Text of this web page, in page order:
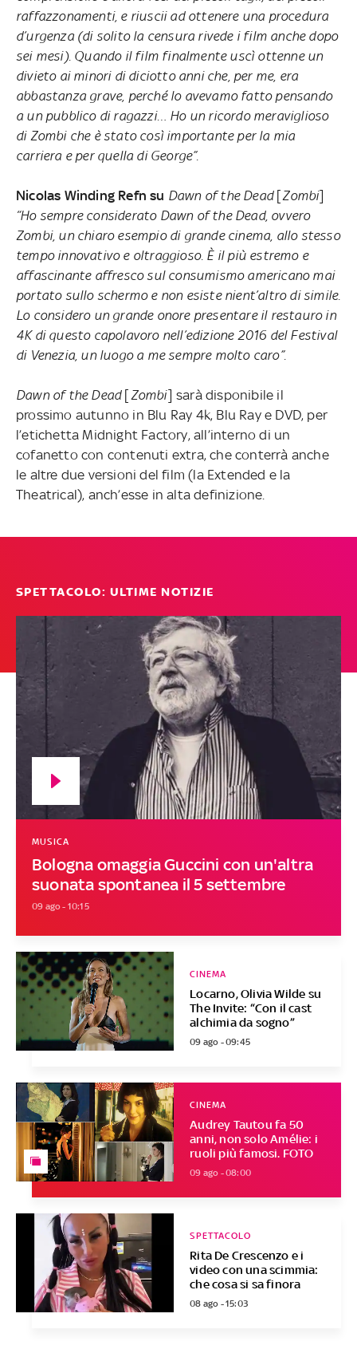
raffazzonamenti, e riuscii ad ottenere una procedura
d’urgenza (di solito la censura rivede i film anche dopo
sei mesi). Quando il film finalmente uscì ottenne un
divieto ai minori di diciotto anni che, per me, era
abbastanza grave, perché lo avevamo fatto pensando
a un pubblico di ragazzi… Ho un ricordo meraviglioso
di Zombi che è stato così importante per la mia
carriera e per quella di George”.
Nicolas Winding Refn su Dawn of the Dead [Zombi]
“Ho sempre considerato Dawn of the Dead, ovvero
Zombi, un chiaro esempio di grande cinema, allo stesso
tempo innovativo e oltraggioso. È il più estremo e
affascinante affresco sul consumismo americano mai
portato sullo schermo e non esiste nient’altro di simile.
Lo considero un grande onore presentare il restauro in
4K di questo capolavoro nell’edizione 2016 del Festival
di Venezia, un luogo a me sempre molto caro”.
Dawn of the Dead [Zombi] sarà disponibile il
prossimo autunno in Blu Ray 4k, Blu Ray e DVD, per
l’etichetta Midnight Factory, all’interno di un
cofanetto con contenuti extra, che conterrà anche
le altre due versioni del film (la Extended e la
Theatrical), anch’esse in alta definizione.
SPETTACOLO: ULTIME NOTIZIE
Bologna omaggia Guccini con un'altra
suonata spontanea il 5 settembre
MUSICA
09 ago - 10:15
Locarno, Olivia Wilde su
The Invite: “Con il cast
alchimia da sogno”
CINEMA
09 ago - 09:45
Audrey Tautou fa 50
anni, non solo Amélie: i
ruoli più famosi. FOTO
CINEMA
09 ago - 08:00
Rita De Crescenzo e i
video con una scimmia:
che cosa si sa finora
SPETTACOLO
08 ago - 15:03